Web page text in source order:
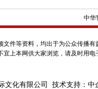
中华
件等资料，均出于为公众传播
上本网供大家浏览，请及时用
文化有限公司 技术支持：